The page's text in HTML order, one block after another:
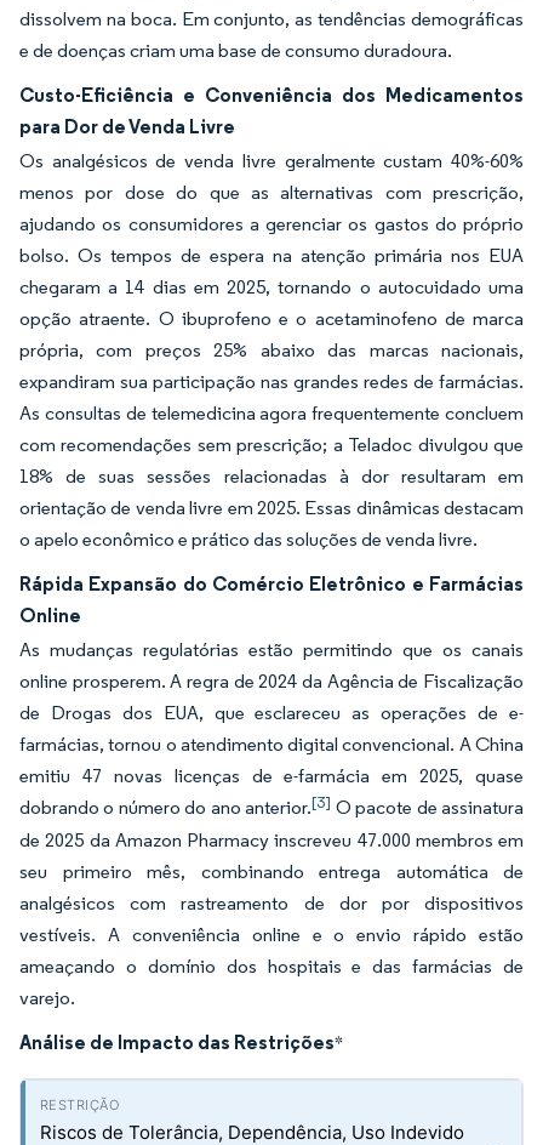
dissolvem na boca. Em conjunto, as tendências demográficas
e de doenças criam uma base de consumo duradoura.
Custo-Eficiência e Conveniência dos Medicamentos
para Dor de Venda Livre
Os analgésicos de venda livre geralmente custam 40%-60%
menos por dose do que as alternativas com prescrição,
ajudando os consumidores a gerenciar os gastos do próprio
bolso. Os tempos de espera na atenção primária nos EUA
chegaram a 14 dias em 2025, tornando o autocuidado uma
opção atraente. O ibuprofeno e o acetaminofeno de marca
própria, com preços 25% abaixo das marcas nacionais,
expandiram sua participação nas grandes redes de farmácias.
As consultas de telemedicina agora frequentemente concluem
com recomendações sem prescrição; a Teladoc divulgou que
18% de suas sessões relacionadas à dor resultaram em
orientação de venda livre em 2025. Essas dinâmicas destacam
o apelo econômico e prático das soluções de venda livre.
Rápida Expansão do Comércio Eletrônico e Farmácias
Online
As mudanças regulatórias estão permitindo que os canais
online prosperem. A regra de 2024 da Agência de Fiscalização
de Drogas dos EUA, que esclareceu as operações de e-
farmácias, tornou o atendimento digital convencional. A China
emitiu 47 novas licenças de e-farmácia em 2025, quase
dobrando o número do ano anterior.[3] O pacote de assinatura
de 2025 da Amazon Pharmacy inscreveu 47.000 membros em
seu primeiro mês, combinando entrega automática de
analgésicos com rastreamento de dor por dispositivos
vestíveis. A conveniência online e o envio rápido estão
ameaçando o domínio dos hospitais e das farmácias de
varejo.
Análise de Impacto das Restrições*
Riscos de Tolerância, Dependência, Uso Indevido